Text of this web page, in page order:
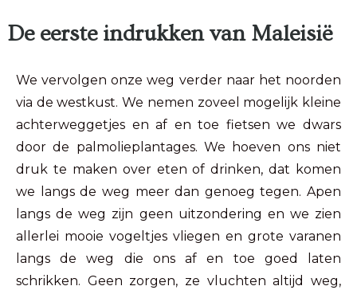
De eerste indrukken van Maleisië
We vervolgen onze weg verder naar het noorden
via de westkust. We nemen zoveel mogelijk kleine
achterweggetjes en af en toe fietsen we dwars
door de palmolieplantages. We hoeven ons niet
druk te maken over eten of drinken, dat komen
we langs de weg meer dan genoeg tegen. Apen
langs de weg zijn geen uitzondering en we zien
allerlei mooie vogeltjes vliegen en grote varanen
langs de weg die ons af en toe goed laten
schrikken. Geen zorgen, ze vluchten altijd weg,